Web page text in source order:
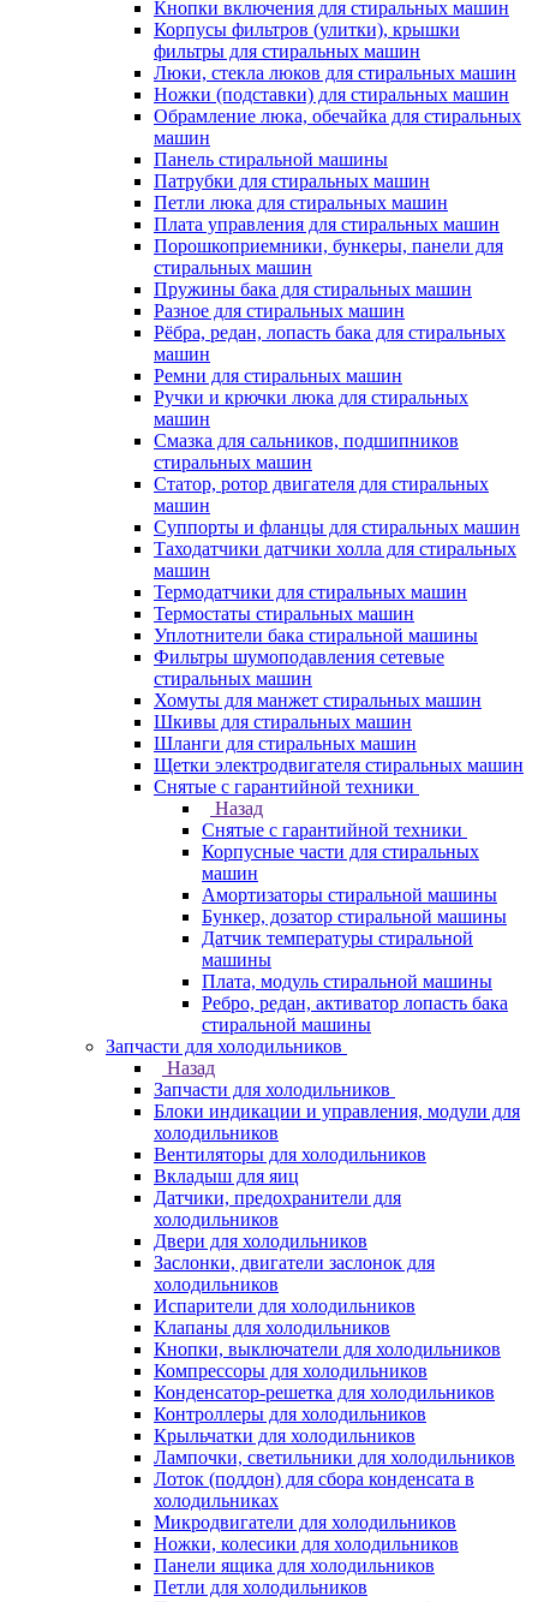
Кнопки включения для стиральных машин
Корпусы фильтров (улитки), крышки
фильтры для стиральных машин
Люки, стекла люков для стиральных машин
Ножки (подставки) для стиральных машин
Обрамление люка, обечайка для стиральных
машин
Панель стиральной машины
Патрубки для стиральных машин
Петли люка для стиральных машин
Плата управления для стиральных машин
Порошкоприемники, бункеры, панели для
стиральных машин
Пружины бака для стиральных машин
Разное для стиральных машин
Рёбра, редан, лопасть бака для стиральных
машин
Ремни для стиральных машин
Ручки и крючки люка для стиральных
машин
Смазка для сальников, подшипников
стиральных машин
Статор, ротор двигателя для стиральных
машин
Суппорты и фланцы для стиральных машин
Таходатчики датчики холла для стиральных
машин
Термодатчики для стиральных машин
Термостаты стиральных машин
Уплотнители бака стиральной машины
Фильтры шумоподавления сетевые
стиральных машин
Хомуты для манжет стиральных машин
Шкивы для стиральных машин
Шланги для стиральных машин
Щетки электродвигателя стиральных машин
Снятые с гарантийной техники
Назад
Снятые с гарантийной техники
Корпусные части для стиральных
машин
Амортизаторы стиральной машины
Бункер, дозатор стиральной машины
Датчик температуры стиральной
машины
Плата, модуль стиральной машины
Ребро, редан, активатор лопасть бака
стиральной машины
Запчасти для холодильников
Назад
Запчасти для холодильников
Блоки индикации и управления, модули для
холодильников
Вентиляторы для холодильников
Вкладыш для яиц
Датчики, предохранители для
холодильников
Двери для холодильников
Заслонки, двигатели заслонок для
холодильников
Испарители для холодильников
Клапаны для холодильников
Кнопки, выключатели для холодильников
Компрессоры для холодильников
Конденсатор-решетка для холодильников
Контроллеры для холодильников
Крыльчатки для холодильников
Лампочки, светильники для холодильников
Лоток (поддон) для сбора конденсата в
холодильниках
Микродвигатели для холодильников
Ножки, колесики для холодильников
Панели ящика для холодильников
Петли для холодильников